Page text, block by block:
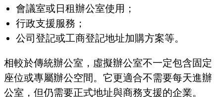
會議室或日租辦公室使用；
行政支援服務；
公司登記或工商登記地址加購方案等。
相較於傳統辦公室，虛擬辦公室不一定包含固定
座位或專屬辦公空間。它更適合不需要每天進辦
公室，但仍需要正式地址與商務支援的企業。